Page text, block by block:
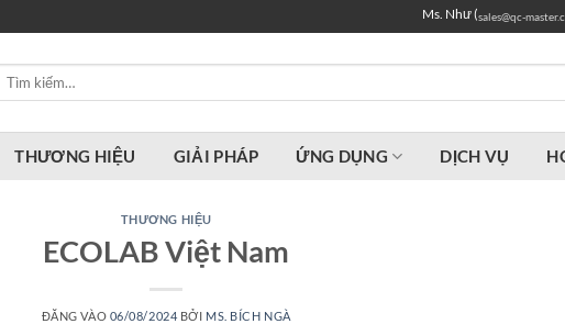
Ms. Như (sales@qc-
Tìm
THƯƠNG HIỆU GIẢI PHÁP ỨNG DỤNG DỊCH VỤ
THƯƠNG HIỆU
ECOLAB Việt Nam
ĐĂNG VÀO 06/08/2024 BỞI MS. BÍCH NGÀ